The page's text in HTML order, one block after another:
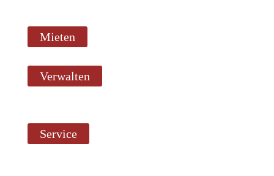
Mieten
Verwalten
Service